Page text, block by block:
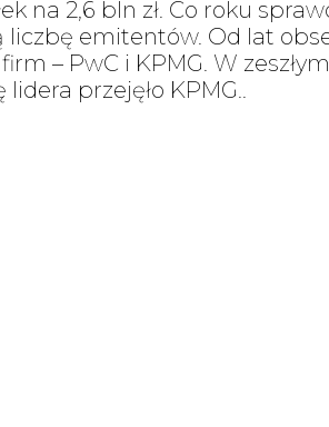
na 2,6 bln zł. Co roku
liczbę emitentów. Od lat
– PwC i KPMG. W
lidera przejęło KPMG..